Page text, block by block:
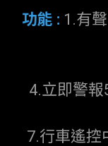
功能 : 1.有
4.立即警
7.行車遙控